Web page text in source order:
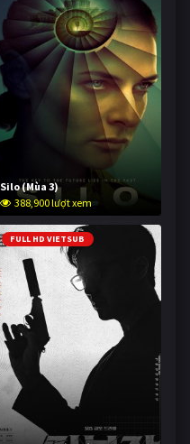
Silo (Mùa 3)
388,900 lượt xem
FULL HD VIETSUB